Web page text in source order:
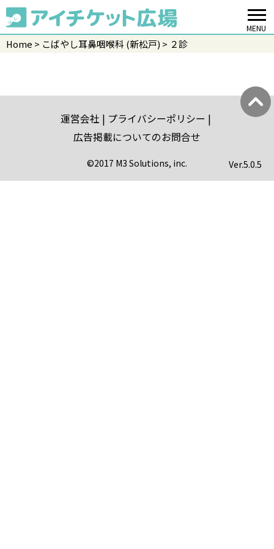
MENU
Home こばやし耳鼻咽喉科 (新松戸) ２診
運営会社
プライバシーポリシー
広告掲載についてのお問合せ
©2017 M3 Solutions, inc. Ver.5.0.5